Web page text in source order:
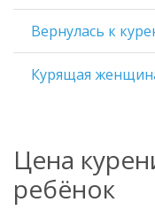
Цена
ребёнок
Вернулась к
Курящая